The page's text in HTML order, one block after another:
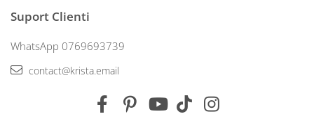
Suport Clienti
WhatsApp 0769693739
contact@krista.email